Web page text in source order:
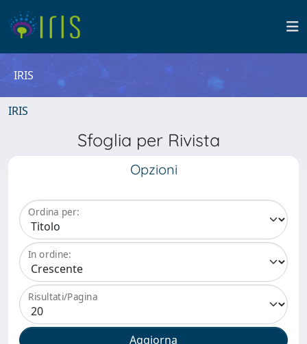
IRIS
IRIS
Sfoglia per Rivista
Opzioni
Ordina per:
In ordine:
Risultati/Pagina